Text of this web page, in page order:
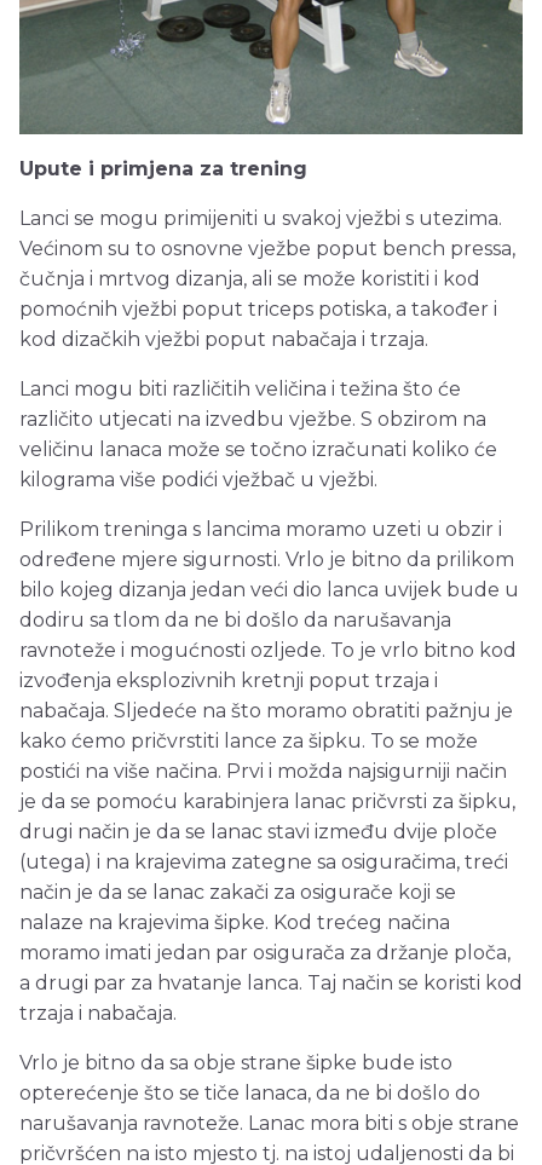
Upute i primjena za trening
Lanci se mogu primijeniti u svakoj vježbi s utezima.
Većinom su to osnovne vježbe poput bench pressa,
čučnja i mrtvog dizanja, ali se može koristiti i kod
pomoćnih vježbi poput triceps potiska, a također i
kod dizačkih vježbi poput nabačaja i trzaja.
Lanci mogu biti različitih veličina i težina što će
različito utjecati na izvedbu vježbe. S obzirom na
veličinu lanaca može se točno izračunati koliko će
kilograma više podići vježbač u vježbi.
Prilikom treninga s lancima moramo uzeti u obzir i
određene mjere sigurnosti. Vrlo je bitno da prilikom
bilo kojeg dizanja jedan veći dio lanca uvijek bude u
dodiru sa tlom da ne bi došlo da narušavanja
ravnoteže i mogućnosti ozljede. To je vrlo bitno kod
izvođenja eksplozivnih kretnji poput trzaja i
nabačaja. Sljedeće na što moramo obratiti pažnju je
kako ćemo pričvrstiti lance za šipku. To se može
postići na više načina. Prvi i možda najsigurniji način
je da se pomoću karabinjera lanac pričvrsti za šipku,
drugi način je da se lanac stavi između dvije ploče
(utega) i na krajevima zategne sa osiguračima, treći
način je da se lanac zakači za osigurače koji se
nalaze na krajevima šipke. Kod trećeg načina
moramo imati jedan par osigurača za držanje ploča,
a drugi par za hvatanje lanca. Taj način se koristi kod
trzaja i nabačaja.
Vrlo je bitno da sa obje strane šipke bude isto
opterećenje što se tiče lanaca, da ne bi došlo do
narušavanja ravnoteže. Lanac mora biti s obje strane
pričvršćen na isto mjesto tj. na istoj udaljenosti da bi